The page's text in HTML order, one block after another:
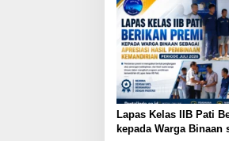
a
s
i
p
o
s
Lapas Kelas IIB Pati
kepada Warga Binaan